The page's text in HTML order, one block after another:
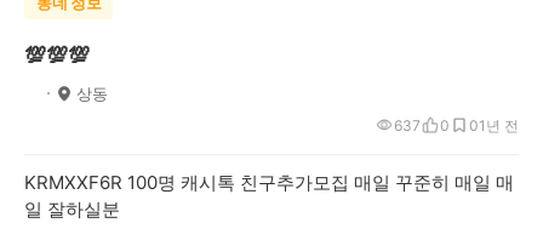
💯💯💯
상동
1년 전
637 0 0
KRMXXF6R 100명 캐시톡 친구추가모집 매일 꾸준히 매일 매
일 잘하실분